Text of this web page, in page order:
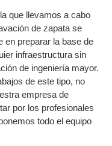
que llevamos a cabo
de zapata se
en preparar la base de
infraestructura sin
de ingeniería mayor.
de este tipo, no
empresa de
por los profesionales
todo el equipo